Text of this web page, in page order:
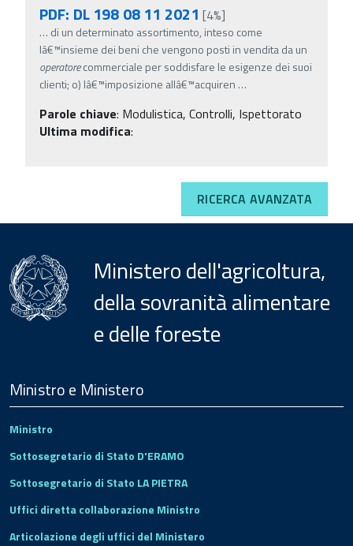
PDF: DL 198 08 11 2021 [4%]
… di un determinato assortimento, inteso come
lâ€™insieme dei beni che vengono posti in vendita da un
operatorecommerciale per soddisfare le esigenze dei suoi
clienti; o) lâ€™imposizione allâ€™acquiren …
Parole chiave: Modulistica, Controlli, Ispettorato
Ultima modifica:
RICERCA AVANZATA
Ministero dell'agricoltura,
della sovranità alimentare
e delle foreste
Footer
Ministro e Ministero
Ministro
Sottosegretario di Stato D'ERAMO
Sottosegretario di Stato LA PIETRA
Uffici diretta collaborazione Ministro
Articolazione degli uffici del Ministero